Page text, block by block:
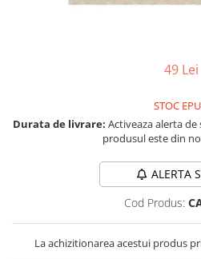
Jocuri cooperative
Vezi toate jocurile de societate
49 Lei
STOC
Durata de livrare: Activeaza alerta
produsul este din
ALERTA
Cod Produs:
La achizitionarea acestui produs